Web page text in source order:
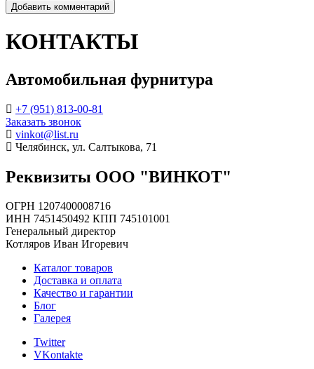
Добавить комментарий
КОНТАКТЫ
Автомобильная фурнитура
+7 (951) 813-00-81
Заказать звонок
vinkot@list.ru
Челябинск, ул. Салтыкова, 71
Реквизиты ООО "ВИНКОТ"
ОГРН 1207400008716
ИНН 7451450492 КПП 745101001
Генеральный директор
Котляров Иван Игоревич
Каталог товаров
Доставка и оплата
Качество и гарантии
Блог
Галерея
Twitter
VKontakte